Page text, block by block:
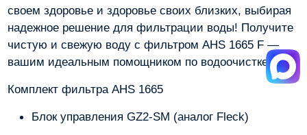
своем здоровье и здоровье своих близких, выбирая
надежное решение для фильтрации воды! Получите
чистую и свежую воду с фильтром AHS 1665 F —
вашим идеальным помощником по водоочистке!
Комплект фильтра AHS 1665
Блок управления GZ2-SM (аналог Fleck)